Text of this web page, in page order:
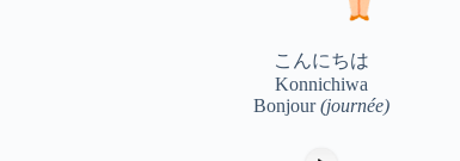
こんにちは
Konnichiwa
Bonjour(journée)